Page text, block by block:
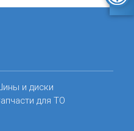
и диски
для ТО